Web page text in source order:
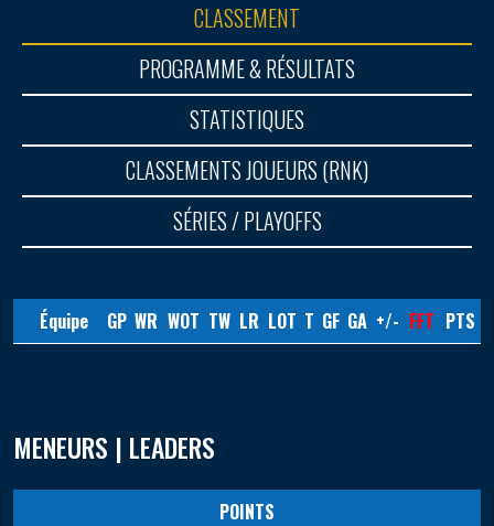
CLASSEMENT
PROGRAMME & RÉSULTATS
STATISTIQUES
CLASSEMENTS JOUEURS (RNK)
SÉRIES / PLAYOFFS
Équipe GP WR WOT TW LR LOT T GF GA +/- FFT PTS
MENEURS | LEADERS
POINTS